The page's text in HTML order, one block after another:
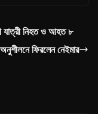
যাত্রী নিহত ও আহত ৮
অনুশীলনে ফিরলেন নেইমার